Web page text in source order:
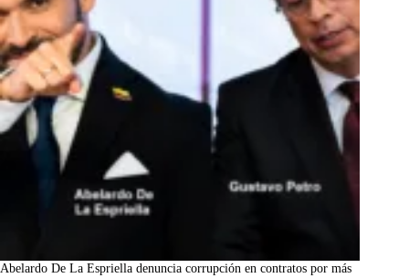
Abelardo De La Espriella denuncia corrupción en contratos por más